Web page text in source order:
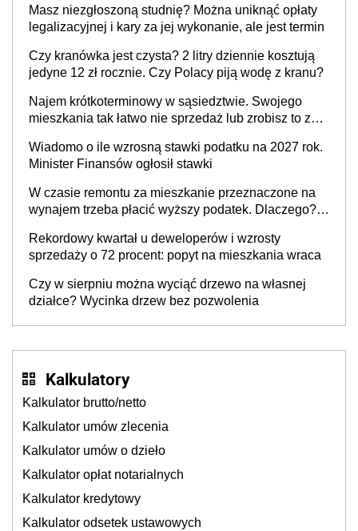
Masz niezgłoszoną studnię? Można uniknąć opłaty
legalizacyjnej i kary za jej wykonanie, ale jest termin
Czy kranówka jest czysta? 2 litry dziennie kosztują
jedyne 12 zł rocznie. Czy Polacy piją wodę z kranu?
Najem krótkoterminowy w sąsiedztwie. Swojego
mieszkania tak łatwo nie sprzedaż lub zrobisz to ze
Wiadomo o ile wzrosną stawki podatku na 2027 rok.
Minister Finansów ogłosił stawki
W czasie remontu za mieszkanie przeznaczone na
wynajem trzeba płacić wyższy podatek. Dlaczego?
Rekordowy kwartał u deweloperów i wzrosty
sprzedaży o 72 procent: popyt na mieszkania wraca
Czy w sierpniu można wyciąć drzewo na własnej
działce? Wycinka drzew bez pozwolenia
Kalkulatory
Kalkulator brutto/netto
Kalkulator umów zlecenia
Kalkulator umów o dzieło
Kalkulator opłat notarialnych
Kalkulator kredytowy
Kalkulator odsetek ustawowych